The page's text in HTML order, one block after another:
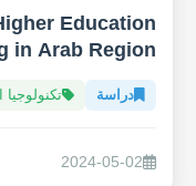
Education
in Arab Region
دراسة تكنولوجيا
2024-05-02